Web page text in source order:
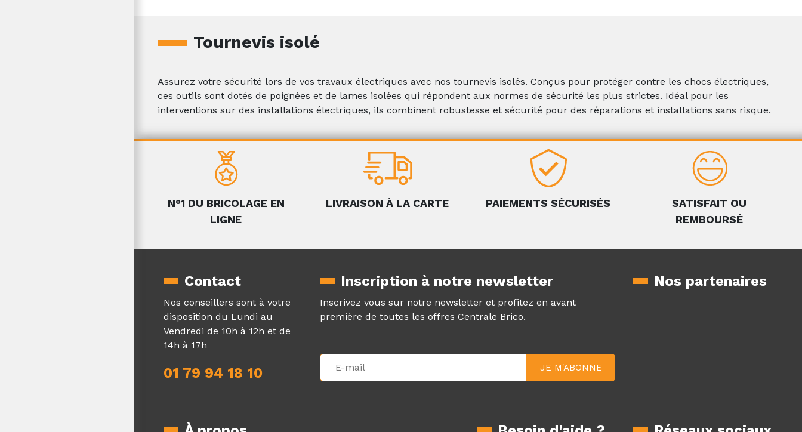
Tournevis isolé
Assurez votre sécurité lors de vos travaux électriques avec nos tournevis isolés. Conçus pour protéger contre les chocs électriques,
ces outils sont dotés de poignées et de lames isolées qui répondent aux normes de sécurité les plus strictes. Idéal pour les
interventions sur des installations électriques, ils combinent robustesse et sécurité pour des réparations et installations sans risque.
N°1 DU BRICOLAGE EN
LIGNE
LIVRAISON À LA CARTE PAIEMENTS SÉCURISÉS
SATISFAIT OU
REMBOURSÉ
Contact
Nos conseillers sont à votre
disposition du Lundi au
Vendredi de 10h à 12h et de
14h à 17h
01 79 94 18 10
Inscription à notre newsletter
Inscrivez vous sur notre newsletter et profitez en avant
première de toutes les offres Centrale Brico.
Nos partenaires